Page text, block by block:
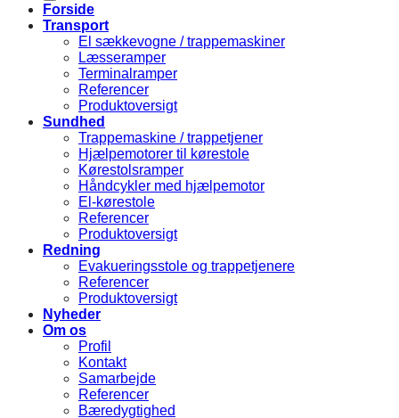
Forside
Transport
El sækkevogne / trappemaskiner
Læsseramper
Terminalramper
Referencer
Produktoversigt
Sundhed
Trappemaskine / trappetjener
Hjælpemotorer til kørestole
Kørestolsramper
Håndcykler med hjælpemotor
El-kørestole
Referencer
Produktoversigt
Redning
Evakueringsstole og trappetjenere
Referencer
Produktoversigt
Nyheder
Om os
Profil
Kontakt
Samarbejde
Referencer
Bæredygtighed